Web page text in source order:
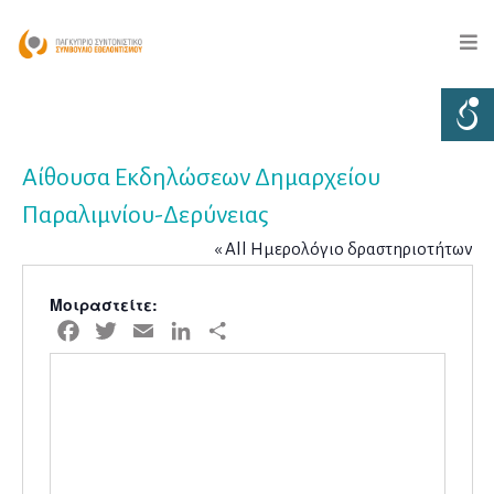
Αίθουσα Εκδηλώσεων Δημαρχείου
Παραλιμνίου-Δερύνειας
« All Ημερολόγιο δραστηριοτήτων
Μοιραστείτε:
Facebook
Twitter Email LinkedIn